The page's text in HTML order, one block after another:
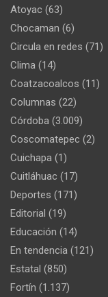
Atoyac (63)
Chocaman (6)
Circula en redes (71)
Clima (14)
Coatzacoalcos (11)
Columnas (22)
Córdoba (3.009)
Coscomatepec (2)
Cuichapa (1)
Cuitláhuac (17)
Deportes (171)
Editorial (19)
Educación (14)
En tendencia (121)
Estatal (850)
Fortín (1.137)